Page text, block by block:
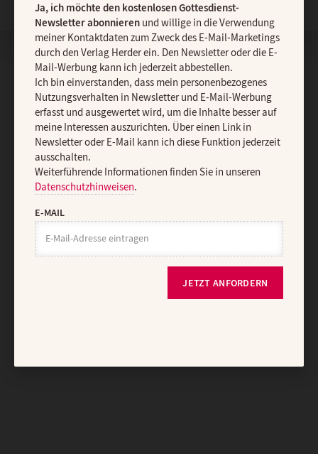
Ja, ich möchte den kostenlosen Gottesdienst-
Newsletter abonnierenund willige in die Verwendung
meiner Kontaktdaten zum Zweck des E-Mail-Marketings
durch den Verlag Herder ein. Den Newsletter oder die E-
Mail-Werbung kann ich jederzeit abbestellen.
Ich bin einverstanden, dass mein personenbezogenes
Nutzungsverhalten in Newsletter und E-Mail-Werbung
erfasst und ausgewertet wird, um die Inhalte besser auf
meine Interessen auszurichten. Über einen Link in
Newsletter oder E-Mail kann ich diese Funktion jederzeit
ausschalten.
Weiterführende Informationen finden Sie in unseren
Datenschutzhinweisen.
E-MAIL
JETZT ANFORDERN